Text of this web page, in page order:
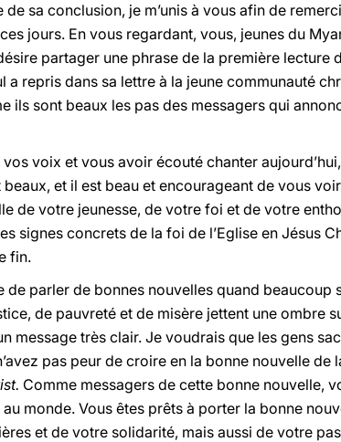
sa conclusion, je m’unis à vous afin de
jours. En vous regardant, vous, jeunes du
partager une phrase de la première lecture
a repris dans sa lettre à la jeune communauté
ils sont beaux les pas des messagers qui
voix et vous avoir écouté chanter
et il est beau et encourageant de vous
de votre jeunesse, de votre foi et de votre
signes concrets de la foi de l’Eglise en Jésus
fin.
parler de bonnes nouvelles quand beaucoup
de pauvreté et de misère jettent une ombre
message très clair. Je voudrais que les gens
pas peur de croire en la bonne nouvelle de
Comme messagers de cette bonne nouvelle,
monde. Vous êtes prêts à porter la bonne
et de votre solidarité, mais aussi de votre